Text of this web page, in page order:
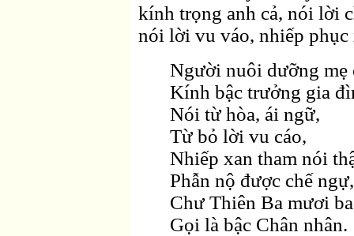
kính trọng anh cả, nói lời
nói lời vu váo, nhiếp phục
Người nuôi dưỡng mẹ
Kính bậc trưởng gia
Nói từ hòa, ái ngữ,
Từ bỏ lời vu cáo,
Nhiếp xan tham nói
Phẫn nộ được chế ngự,
Chư Thiên Ba mươi ba
Gọi là bậc Chân nhân.